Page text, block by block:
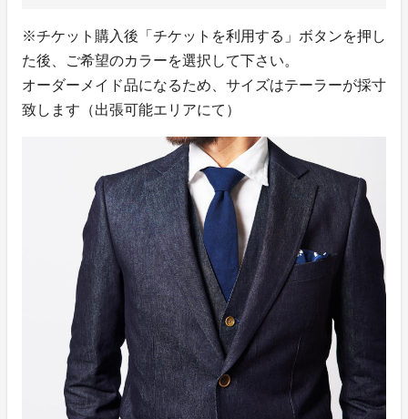
※チケット購入後「チケットを利用する」ボタンを押し
た後、ご希望のカラーを選択して下さい。
オーダーメイド品になるため、サイズはテーラーが採寸
致します（出張可能エリアにて）